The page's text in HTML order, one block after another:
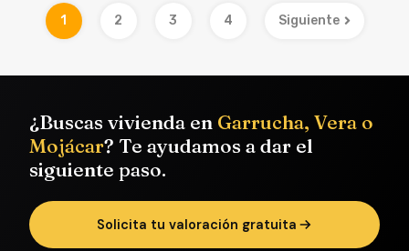
1 2 3 4 Siguiente
¿Buscas vivienda en Garrucha, Vera o
Mojácar? Te ayudamos a dar el
siguiente paso.
Solicita tu valoración gratuita